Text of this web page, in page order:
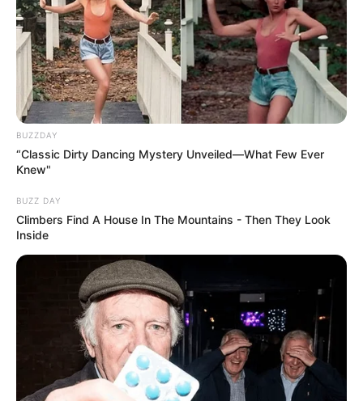
BUZZDAY
“Classic Dirty Dancing Mystery Unveiled—What Few Ever
Knew"
BUZZ DAY
Climbers Find A House In The Mountains - Then They Look
Inside